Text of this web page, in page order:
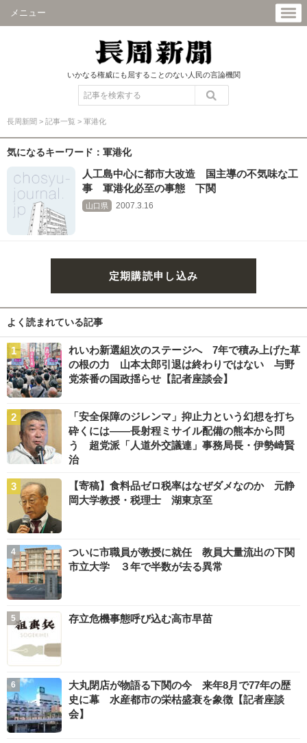
メニュー
いかなる権威にも屈することのない人民の言論機関
長周新聞 > 記事一覧 > 軍港化
気になるキーワード：軍港化
人工島中心に都市大改造 国主導の不気味な工
事 軍港化必至の事態 下関
山口県 2007.3.16
定期購読申し込み
よく読まれている記事
れいわ新選組次のステージへ 7年で積み上げた草
の根の力 山本太郎引退は終わりではない 与野
党茶番の国政揺らせ【記者座談会】
「安全保障のジレンマ」抑止力という幻想を打ち
砕くには――長射程ミサイル配備の熊本から問
う 超党派「人道外交議連」事務局長・伊勢崎賢
治
【寄稿】食料品ゼロ税率はなぜダメなのか 元静
岡大学教授・税理士 湖東京至
ついに市職員が教授に就任 教員大量流出の下関
市立大学 ３年で半数が去る異常
存立危機事態呼び込む高市早苗
大丸閉店が物語る下関の今 来年8月で77年の歴
史に幕 水産都市の栄枯盛衰を象徴【記者座談
会】